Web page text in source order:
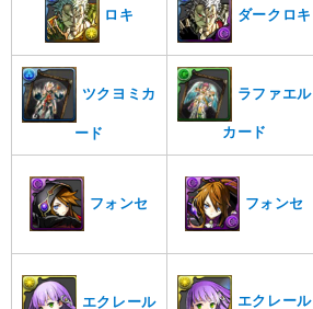
ロキ ダークロキ
ツクヨミカ
ード
ラファエル
カード
フォンセ フォンセ
エクレール エクレール